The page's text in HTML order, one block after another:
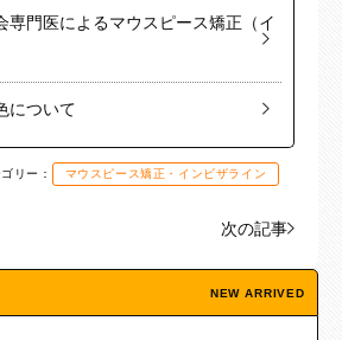
専門医によるマウスピース矯正（イ
について
リー： マウスピース矯正・インビザライン
次の記事
NEW ARRIVED